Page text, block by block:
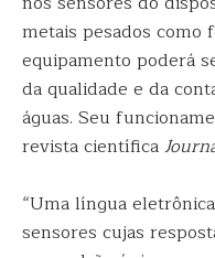
metais pesados como
equipamento poderá
da qualidade e da
águas. Seu
revista científica
“Uma língua
sensores cujas